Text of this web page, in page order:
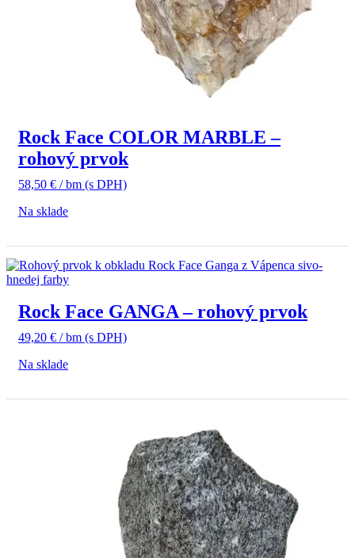
Rock Face COLOR MARBLE –
rohový prvok
58,50 € / bm (s DPH)
Na sklade
Rock Face GANGA – rohový prvok
49,20 € / bm (s DPH)
Na sklade